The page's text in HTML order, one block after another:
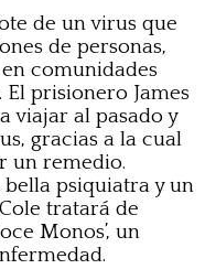
de un virus que
de personas,
comunidades
El prisionero James
viajar al pasado y
gracias a la cual
un remedio.
psiquiatra y un
tratará de
Monos’, un